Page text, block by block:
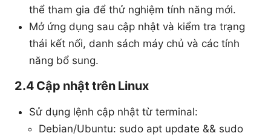
thể tham gia để thử nghiệm tính năng mới.
Mở ứng dụng sau cập nhật và kiểm tra trạng
thái kết nối, danh sách máy chủ và các tính
năng bổ sung.
2.4 Cập nhật trên Linux
Sử dụng lệnh cập nhật từ terminal:
Debian/Ubuntu: sudo apt update && sudo